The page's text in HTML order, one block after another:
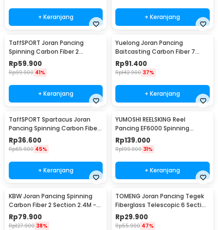
+ Keranjang + Keranjang
TaffSPORT Joran Pancing
Spinning Carbon Fiber 2
Section 1.8M - TM0156
Rp59.900
Rp99.900 41%
+ Keranjang
Yuelong Joran Pancing
Baitcasting Carbon Fiber 7
Section Telescopic 3.3M 7
Section
Rp91.400
Rp142.900 37%
+ Keranjang
TaffSPORT Spartacus Joran
Pancing Spinning Carbon Fiber
2 Section 1.8M - 180
Rp36.600
Rp65.900 45%
+ Keranjang
YUMOSHI REELSKING Reel
Pancing EF6000 Spinning
Fishing Reel 5.2:1 6000 - EF6000
Rp139.000
Rp199.900 31%
+ Keranjang
KBW Joran Pancing Spinning
Carbon Fiber 2 Section 2.4M -
KBW01
Rp79.900
Rp127.900 38%
TOMENG Joran Pancing Tegek
Fiberglass Telescopic 6 Section
3.8M - JW380
Rp29.900
Rp55.900 47%